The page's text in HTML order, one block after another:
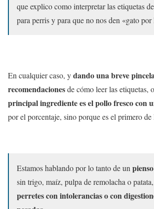
que explico como interpretar las etiquetas
para perris y para que no nos den «gato por
En cualquier caso, ydando una breve
recomendacionesde cómo leer las etiquetas,
principal ingrediente es el pollo fresco con
por el porcentaje, sino porque es el primero de
Estamos hablando por lo tanto de un
sin trigo, maíz, pulpa de remolacha o patata,
perretes con intolerancias o con